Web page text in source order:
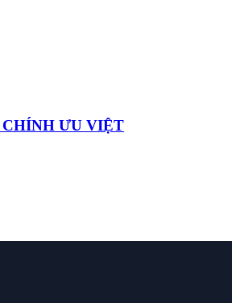
ƯU VIỆT